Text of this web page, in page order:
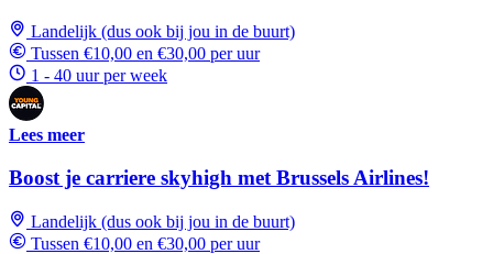
Landelijk (dus ook bij jou in de buurt)
Tussen €10,00 en €30,00 per uur
1 - 40 uur per week
Lees meer
Boost je carriere skyhigh met Brussels Airlines!
Landelijk (dus ook bij jou in de buurt)
Tussen €10,00 en €30,00 per uur